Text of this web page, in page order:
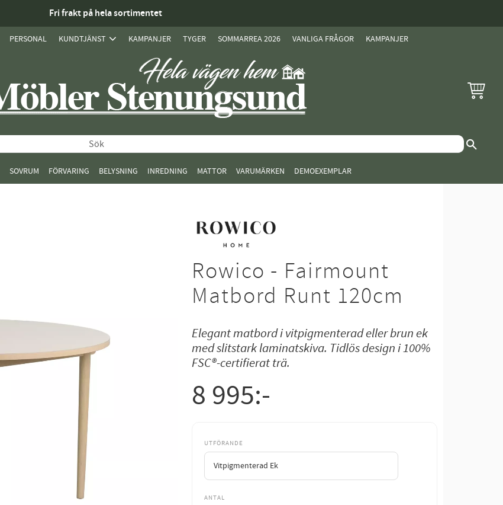
Fri frakt på hela sortimentet
PERSONAL KUNDTJÄNST KAMPANJER TYGER SOMMARREA 2026 VANLIGA FRÅGOR KAMPANJER
SOVRUM FÖRVARING BELYSNING INREDNING MATTOR VARUMÄRKEN DEMOEXEMPLAR
Rowico - Fairmount
Matbord Runt 120cm
Elegant matbord i vitpigmenterad eller brun ek
med slitstark laminatskiva. Tidlös design i 100%
FSC®-certifierat trä.
8 995:-
UTFÖRANDE
ANTAL